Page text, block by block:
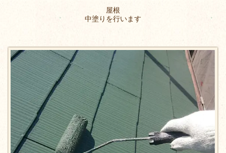
屋根
中塗りを行います